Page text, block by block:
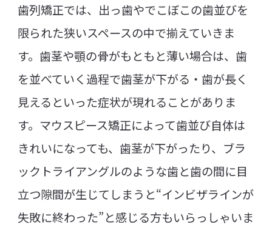
歯列矯正では、出っ歯やでこぼこの歯並びを
限られた狭いスペースの中で揃えていきま
す。歯茎や顎の骨がもともと薄い場合は、歯
を並べていく過程で歯茎が下がる・歯が長く
見えるといった症状が現れることがありま
す。マウスピース矯正によって歯並び自体は
きれいになっても、歯茎が下がったり、ブラ
ックトライアングルのような歯と歯の間に目
立つ隙間が生じてしまうと“インビザラインが
失敗に終わった”と感じる方もいらっしゃいま